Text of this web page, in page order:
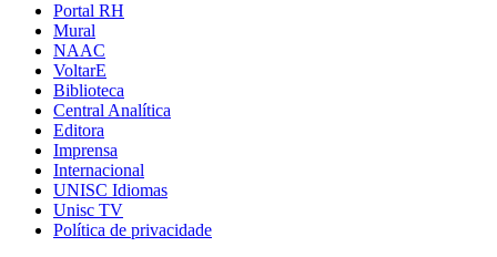
Portal RH
Mural
NAAC
VoltarE
Biblioteca
Central Analítica
Editora
Imprensa
Internacional
UNISC Idiomas
Unisc TV
Política de privacidade